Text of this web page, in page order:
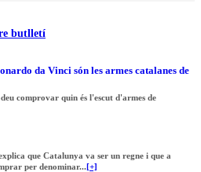
butlletí
da Vinci són les armes catalanes de
comprovar quin és l'escut d'armes de
que Catalunya va ser un regne i que a
per denominar...[+]